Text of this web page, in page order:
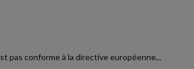
pas conforme à la directive européenne...